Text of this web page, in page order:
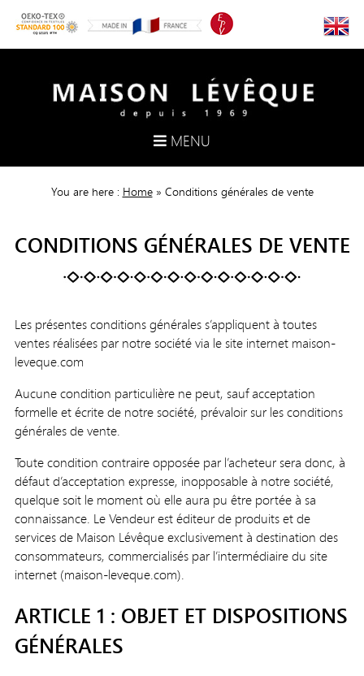
MENU
You are here : Home» Conditions générales de vente
CONDITIONS GÉNÉRALES DE VENTE
Les présentes conditions générales s’appliquent à toutes
ventes réalisées par notre société via le site internet maison-
leveque.com
Aucune condition particulière ne peut, sauf acceptation
formelle et écrite de notre société, prévaloir sur les conditions
générales de vente.
Toute condition contraire opposée par l’acheteur sera donc, à
défaut d’acceptation expresse, inopposable à notre société,
quelque soit le moment où elle aura pu être portée à sa
connaissance. Le Vendeur est éditeur de produits et de
services de Maison Lévêque exclusivement à destination des
consommateurs, commercialisés par l’intermédiaire du site
internet (maison-leveque.com).
ARTICLE 1 : OBJET ET DISPOSITIONS
GÉNÉRALES